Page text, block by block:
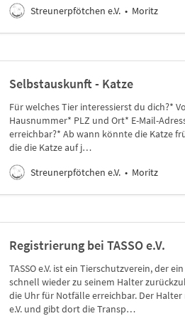
Streunerpfötchen e.V.
Moritz
Selbstauskunft - Katze
Für welches Tier interessierst du dich?*
Hausnummer* PLZ und Ort* E-Mail-
erreichbar?* Ab wann könnte die Katze
die die Katze auf j…
Streunerpfötchen e.V.
Moritz
Registrierung bei TASSO e.V.
TASSO e.V. ist ein Tierschutzverein, der
schnell wieder zu seinem Halter
die Uhr für Notfälle erreichbar. Der
e.V. und gibt dort die Transp…